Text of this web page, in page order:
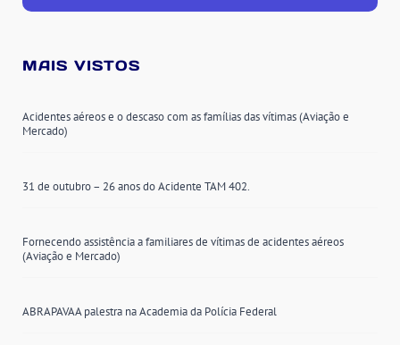
MAIS VISTOS
Acidentes aéreos e o descaso com as famílias das vítimas (Aviação e
Mercado)
31 de outubro – 26 anos do Acidente TAM 402.
Fornecendo assistência a familiares de vítimas de acidentes aéreos
(Aviação e Mercado)
ABRAPAVAA palestra na Academia da Polícia Federal